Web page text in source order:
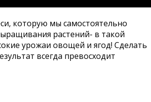
которую мы самостоятельно
растений- в такой
урожаи овощей и ягод! Сделать
всегда превосходит